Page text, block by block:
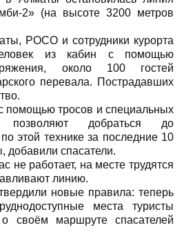
2» (на высоте 3200 метров
РОСО и сотрудники курорта
из кабин с помощью
около 100 гостей
перевала. Пострадавших
помощью тросов и специальных
позволяют добраться до
этой технике за последние 10
добавили спасатели.
не работает, на месте трудятся
линию.
новые правила: теперь
места туристы
своём маршруте спасателей